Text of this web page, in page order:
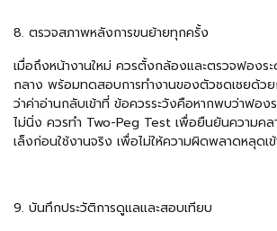
8. ตรวจสภาพหลังการขนย้ายทุกครั้ง
เมื่อถึงหน้างานใหม่ ควรตั้งกล้องและตรวจฟองร
กลาง พร้อมทดสอบการทำงานของตัวชดเชยด้วย
ว่าค่าอ่านกลับเข้าที่ ข้อควรระวังคือหากพบว่าฟอง
ไม่นิ่ง ควรทำ Two-Peg Test เพื่อยืนยันความค
เล็งก่อนใช้งานจริง เพื่อไม่ให้ความผิดพลาดหลุดเ
9. บันทึกประวัติการดูแลและสอบเทียบ